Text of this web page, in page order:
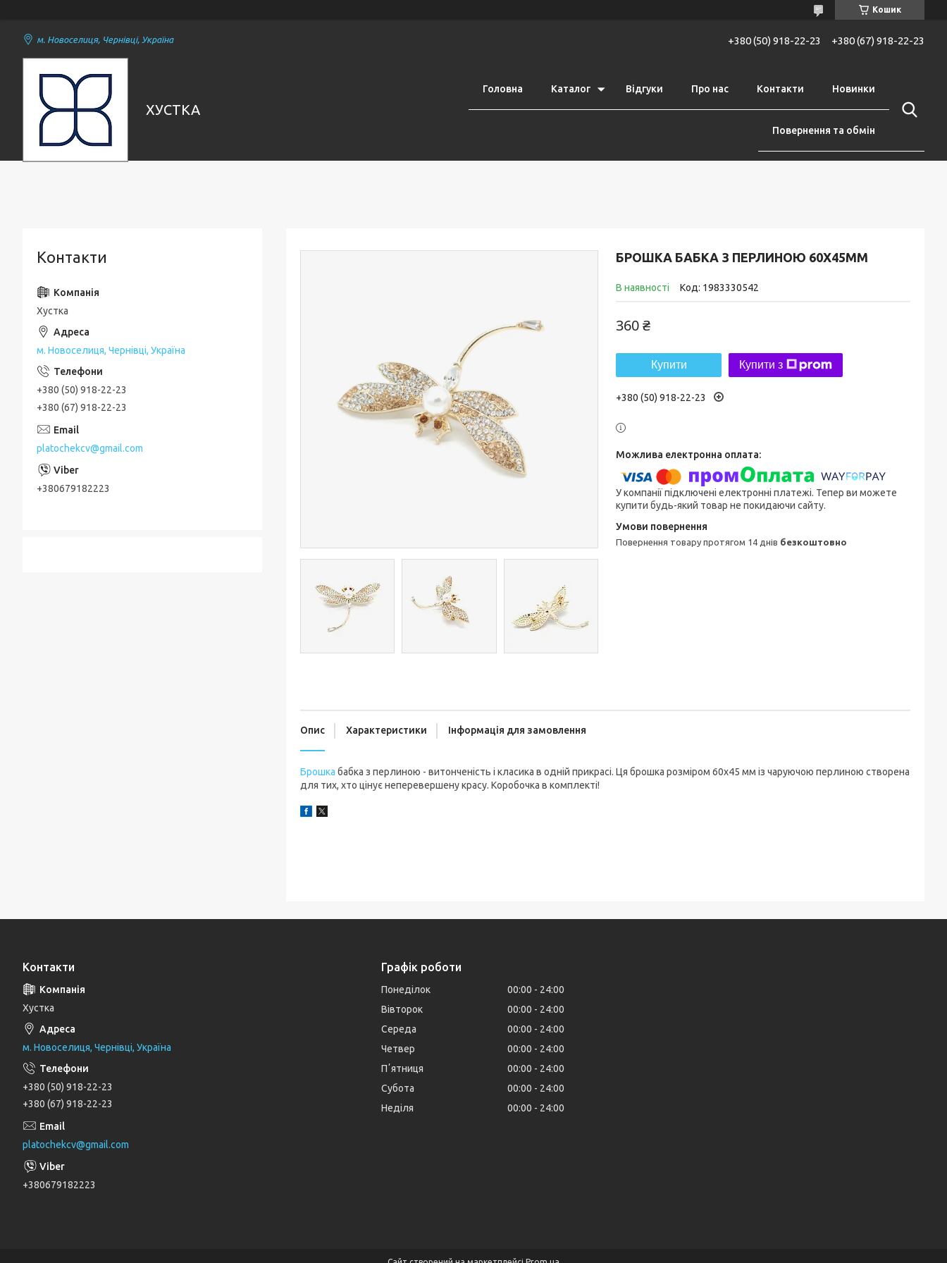
Кошик
м. Новоселиця, Чернівці, Україна +380 (50) 918-22-23 +380 (67) 918-22-23
ХУСТКА
Головна Каталог Відгуки Про нас Контакти Новинки
Повернення та обмін
БРОШКА БАБКА З ПЕРЛИНОЮ 60Х45ММ
В наявності Код: 1983330542
360 ₴
Купити Купити з
+380 (50) 918-22-23
У компанії підключені електронні платежі. Тепер ви можете
купити будь-який товар не покидаючи сайту.
повернення товару протягом 14 днів безкоштовно
Опис Характеристики Інформація для замовлення
Брошка бабка з перлиною - витонченість і класика в одній прикрасі. Ця брошка розміром 60x45 мм із чаруючою перлиною створена
для тих, хто цінує неперевершену красу. Коробочка в комплекті!
Контакти
Хустка
м. Новоселиця, Чернівці, Україна
+380 (50) 918-22-23
+380 (67) 918-22-23
platochekcv@gmail.com
+380679182223
Контакти
Хустка
м. Новоселиця, Чернівці, Україна
+380 (50) 918-22-23
+380 (67) 918-22-23
platochekcv@gmail.com
+380679182223
Графік роботи
Понеділок 00:00
24:00
Вівторок
00:00
24:00
Середа
00:00
24:00
Четвер
00:00
24:00
Пʼятниця
00:00
24:00
Субота
00:00
24:00
Неділя
00:00 24:00